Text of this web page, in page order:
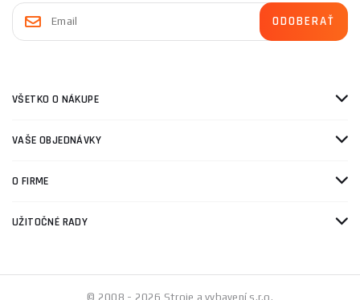
VŠETKO O NÁKUPE
VAŠE OBJEDNÁVKY
O FIRME
UŽITOČNÉ RADY
© 2008 - 2026 Stroje a vybavení s.r.o.